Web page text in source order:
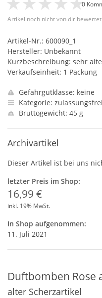
Artikel noch nicht von dir bewertet
0
Artikel-Nr.: 600090_1
Hersteller: Unbekannt
Kurzbeschreibung: sehr
Verkaufseinheit: 1 Packung
Gefahrgutklasse: keine
Kategorie: zulassungsfrei
Bruttogewicht: 45 g
Archivartikel
Dieser Artikel ist bei uns
letzter Preis im Shop:
16,99 €
inkl. 19% MwSt.
In Shop aufgenommen:
11. Juli 2021
Duftbomben Rose
alter Scherzartikel